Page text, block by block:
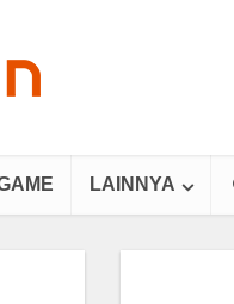
LAINNYA